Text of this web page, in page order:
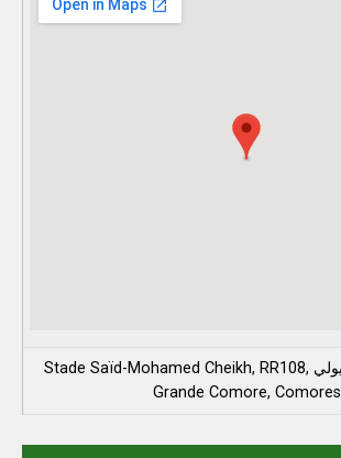
Stade Saïd-Mohamed Cheikh, RR108, ميتساميولي, Ouhozi,
Grande Comore, Comores